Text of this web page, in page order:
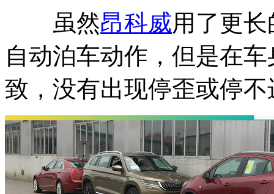
虽然昂科威用了更
自动泊车动作，但是在
致，没有出现停歪或停